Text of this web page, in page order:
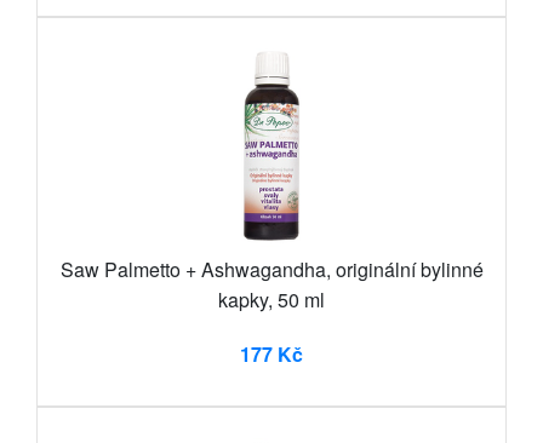
Saw Palmetto + Ashwagandha, originální bylinné
kapky, 50 ml
177 Kč